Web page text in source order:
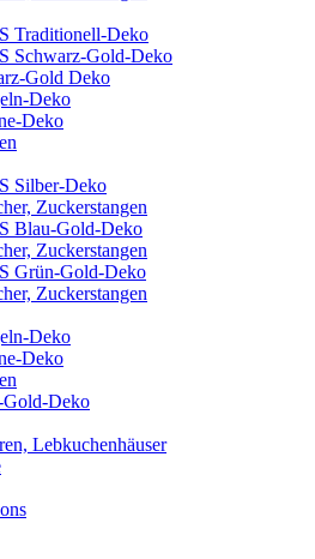
Traditionell-Deko
Schwarz-Gold-Deko
Gold Deko
Deko
Deko
Silber-Deko
Zuckerstangen
Blau-Gold-Deko
Zuckerstangen
Grün-Gold-Deko
Zuckerstangen
Deko
Deko
Gold-Deko
Lebkuchenhäuser